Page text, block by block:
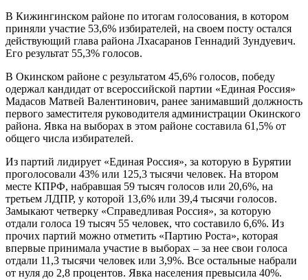
В Кижингинском районе по итогам голосования, в котором
приняли участие 53,6% избирателей, на своем посту остался
действующий глава района Лхасаранов Геннадий Зундуевич.
Его результат 55,3% голосов.
В Окинском районе с результатом 45,6% голосов, победу
одержал кандидат от всероссийской партии «Единая Россия»
Мадасов Матвей Валентинович, ранее занимавший должность
первого заместителя руководителя администрации Окинского
района. Явка на выборах в этом районе составила 61,5% от
общего числа избирателей.
Из партий лидирует «Единая Россия», за которую в Бурятии
проголосовали 43% или 125,3 тысячи человек. На втором
месте КПРФ, набравшая 59 тысяч голосов или 20,6%, на
третьем ЛДПР, у которой 13,6% или 39,4 тысячи голосов.
Замыкают четверку «Справедливая Россия», за которую
отдали голоса 19 тысяч 55 человек, что составило 6,6%. Из
прочих партий можно отметить «Партию Роста», которая
впервые принимала участие в выборах – за нее свои голоса
отдали 11,3 тысячи человек или 3,9%. Все остальные набрали
от нуля до 2,8 процентов. Явка населения превысила 40%.